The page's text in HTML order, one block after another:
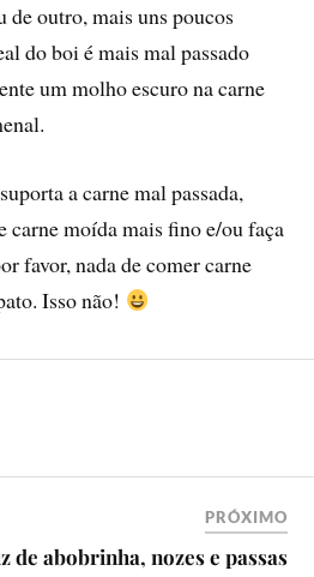
de outro, mais uns poucos
do boi é mais mal passado
um molho escuro na carne
a carne mal passada,
carne moí­da mais fino e/ou faça
favor, nada de comer carne
Isso não!
PRÓXIMO
de abobrinha, nozes e passas